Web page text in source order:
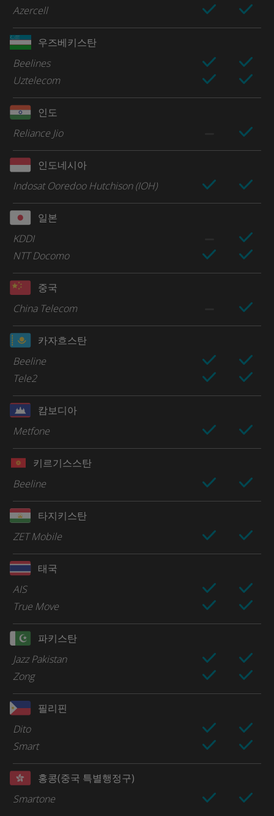
Azercell
우즈베키스탄
Beelines
Uztelecom
인도
Reliance Jio
인도네시아
Indosat Ooredoo Hutchison (IOH)
일본
KDDI
NTT Docomo
중국
China Telecom
카자흐스탄
Beeline
Tele2
캄보디아
Metfone
키르기스스탄
Beeline
타지키스탄
ZET Mobile
태국
AIS
True Move
파키스탄
Jazz Pakistan
Zong
필리핀
Dito
Smart
홍콩(중국 특별행정구)
Smartone